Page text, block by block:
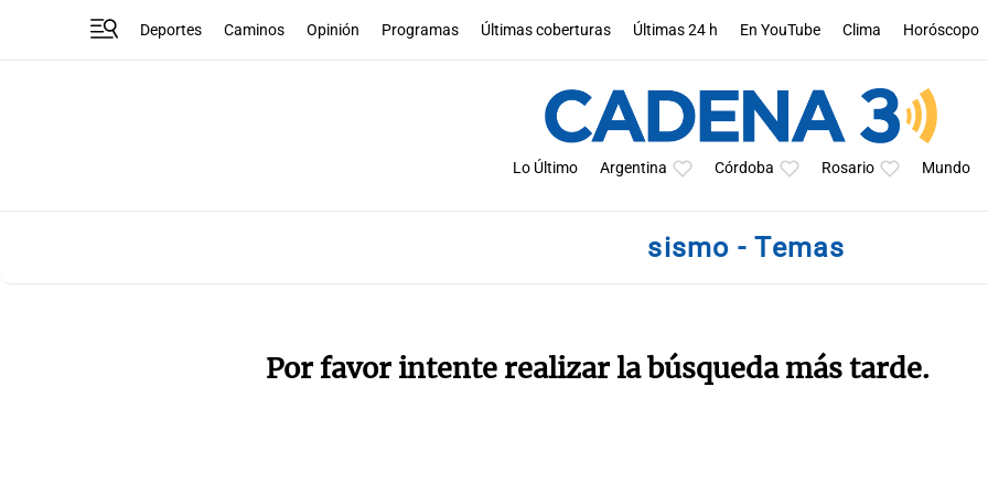
Deportes Caminos Opinión Programas Últimas coberturas Últimas 24 h En YouTube Clima Horóscopo
Lo Último Argentina Córdoba Rosario Mundo
sismo - Temas
Por favor intente realizar la búsqueda más tarde.